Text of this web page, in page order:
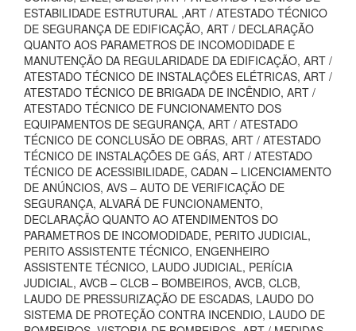
ESTABILIDADE ESTRUTURAL ,ART / ATESTADO TÉCNICO
DE SEGURANÇA DE EDIFICAÇÃO, ART / DECLARAÇÃO
QUANTO AOS PARAMETROS DE INCOMODIDADE E
MANUTENÇÃO DA REGULARIDADE DA EDIFICAÇÃO, ART /
ATESTADO TÉCNICO DE INSTALAÇÕES ELÉTRICAS, ART /
ATESTADO TÉCNICO DE BRIGADA DE INCÊNDIO, ART /
ATESTADO TÉCNICO DE FUNCIONAMENTO DOS
EQUIPAMENTOS DE SEGURANÇA, ART / ATESTADO
TÉCNICO DE CONCLUSÃO DE OBRAS, ART / ATESTADO
TÉCNICO DE INSTALAÇÕES DE GÁS, ART / ATESTADO
TÉCNICO DE ACESSIBILIDADE, CADAN – LICENCIAMENTO
DE ANÚNCIOS, AVS – AUTO DE VERIFICAÇÃO DE
SEGURANÇA, ALVARÁ DE FUNCIONAMENTO,
DECLARAÇÃO QUANTO AO ATENDIMENTOS DO
PARAMETROS DE INCOMODIDADE, PERITO JUDICIAL,
PERITO ASSISTENTE TÉCNICO, ENGENHEIRO
ASSISTENTE TÉCNICO, LAUDO JUDICIAL, PERÍCIA
JUDICIAL, AVCB – CLCB – BOMBEIROS, AVCB, CLCB,
LAUDO DE PRESSURIZAÇÃO DE ESCADAS, LAUDO DO
SISTEMA DE PROTEÇÃO CONTRA INCENDIO, LAUDO DE